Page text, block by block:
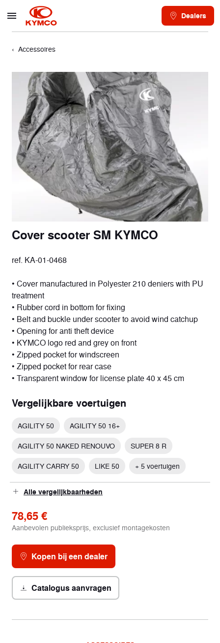
Dealers
Accessoires
Cover scooter SM KYMCO
ref. KA-01-0468
• Cover manufactured in Polyester 210 deniers with PU
treatment
• Rubber cord in bottom for fixing
• Belt and buckle under scooter to avoid wind catchup
• Opening for anti theft device
• KYMCO logo red and grey on front
• Zipped pocket for windscreen
• Zipped pocket for rear case
• Transparent window for license plate 40 x 45 cm
Vergelijkbare voertuigen
AGILITY 50 AGILITY 50 16+
AGILITY 50 NAKED RENOUVO SUPER 8 R
AGILITY CARRY 50 LIKE 50 + 5 voertuigen
Alle vergelijkbaarheden
78,65 €
Aanbevolen publieksprijs, exclusief montagekosten
Kopen bij een dealer
Catalogus aanvragen